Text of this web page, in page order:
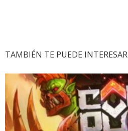
TAMBIÉN TE PUEDE INTERESAR